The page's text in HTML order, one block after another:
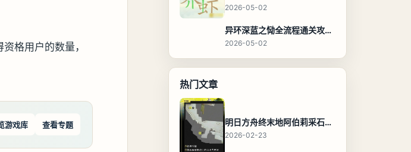
格用户的数量，
游戏库 查看专题
2026-05-02
异环深蓝之恸全流程通关攻略，教程与隐藏奖励
2026-05-02
热门文章
明日方舟终末地阿伯莉采石场宝箱全收集攻略，全点位分布图与路线
2026-02-23